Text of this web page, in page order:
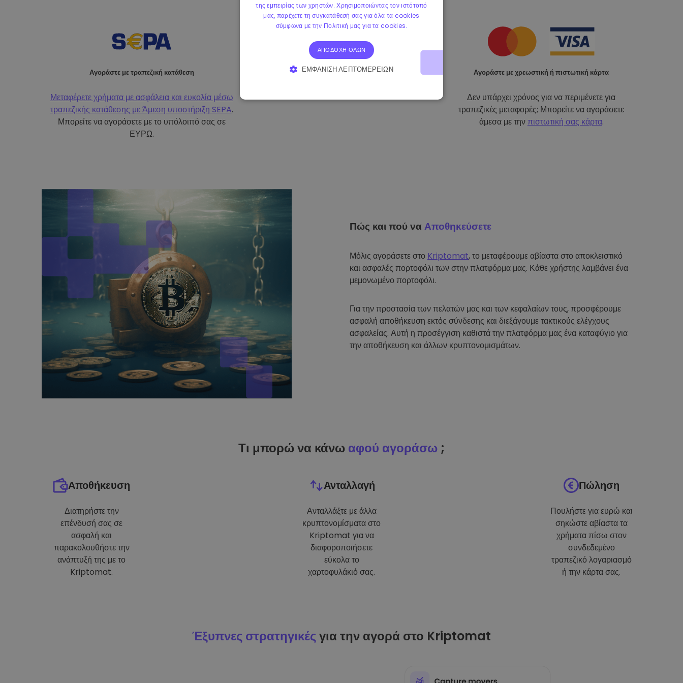
Αγοράστε με τραπεζική κατάθεση
Μεταφέρετε χρήματα με ασφάλεια και ευκολία μέσω
τραπεζικής κατάθεσης μεΆμεση υποστήριξη SEPA.
Μπορείτε να αγοράσετε με το υπόλοιπό σας σε
ΕΥΡΩ.
Αγοράστε με χρεωστική ή πιστωτική κάρτα
Δεν υπάρχει χρόνος για να περιμένετε για
τραπεζικές μεταφορές; Μπορείτε να αγοράσετε
άμεσα με τηνπιστωτική σας κάρτα.
Πώς και πού ναΑποθηκεύσετε
Μόλις αγοράσετε στο Kriptomat, το μεταφέρουμε αβίαστα στο αποκλειστικό
και ασφαλές πορτοφόλι των στην πλατφόρμα μας. Κάθε χρήστης λαμβάνει ένα
μεμονωμένο πορτοφόλι.
Για την προστασία των πελατών μας και των κεφαλαίων τους, προσφέρουμε
ασφαλή αποθήκευση εκτός σύνδεσης και διεξάγουμε τακτικούς ελέγχους
ασφαλείας. Αυτή η προσέγγιση καθιστά την πλατφόρμα μας ένα καταφύγιο για
την αποθήκευση και άλλων κρυπτονομισμάτων.
Τι μπορώ να κάνω αφού αγοράσω ;
Αποθήκευση
Διατηρήστε την
επένδυσή σας σε
ασφαλή και
παρακολουθήστε την
ανάπτυξή της με το
Kriptomat.
Ανταλλαγή
Ανταλλάξτε με άλλα
κρυπτονομίσματα στο
Kriptomat για να
διαφοροποιήσετε
εύκολα το
χαρτοφυλάκιό σας.
Πώληση
Πουλήστε για ευρώ και
σηκώστε αβίαστα τα
χρήματα πίσω στον
συνδεδεμένο
τραπεζικό λογαριασμό
ή την κάρτα σας.
Έξυπνες στρατηγικέςγια την αγορά στο Kriptomat
της εμπειρίας των χρηστών. Χρησιμοποιώντας τον ιστότοπό
μας, παρέχετε τη συγκατάθεσή σας για όλα τα cookies
σύμφωνα με την Πολιτική μας για τα cookies.
ΑΠΟΔΟΧΉ ΌΛΩΝ
ΕΜΦΆΝΙΣΗ ΛΕΠΤΟΜΕΡΕΙΏΝ